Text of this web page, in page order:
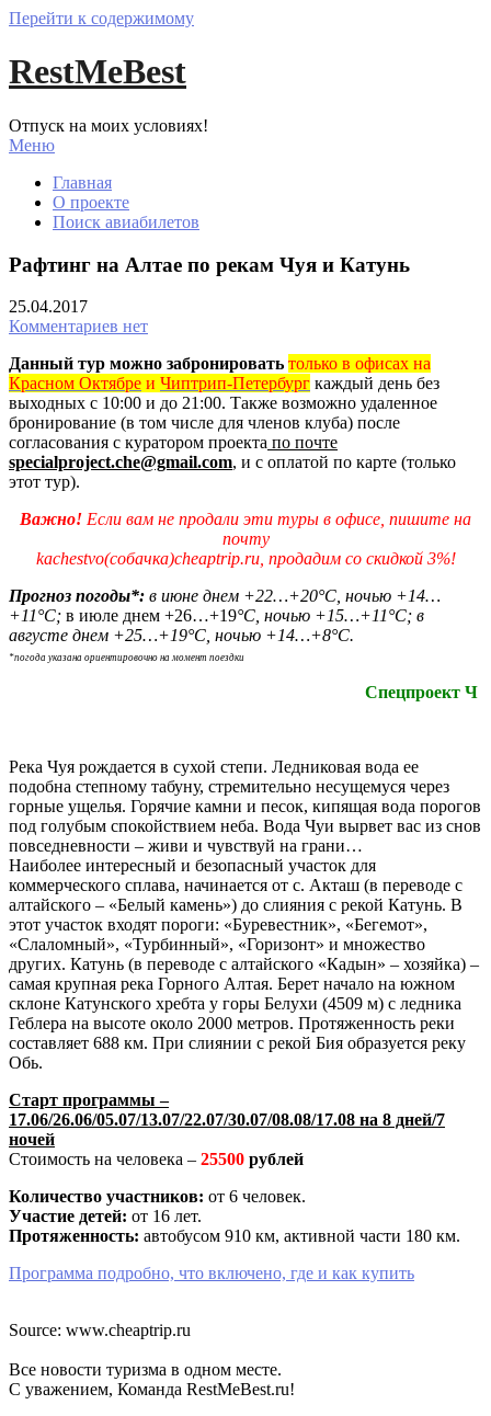
Перейти к содержимому
RestMeBest
Отпуск на моих условиях!
Меню
Главная
О проекте
Поиск авиабилетов
Рафтинг на Алтае по рекам Чуя и Катунь
25.04.2017
Комментариев нет
Данный тур можно забронировать только в офисах на
Красном Октябре и Чиптрип-Петербург каждый день без
выходных с 10:00 и до 21:00. Также возможно удаленное
бронирование (в том числе для членов клуба) после
согласования с куратором проекта по почте
specialproject.che@gmail.com, и с оплатой по карте (только
этот тур).
Важно! Если вам не продали эти туры в офисе, пишите на
почту
kachestvo(собачка)cheaptrip.ru, продадим со скидкой 3%!
Прогноз погоды*: в июне днем +22…+20°С, ночью +14…
+11°С; в июле днем +26…+19°С, ночью +15…+11°С; в
августе днем +25…+19°С, ночью +14…+8°С.
*погода указана ориентировочно на момент поездки
Спецпроект Ч
Река Чуя рождается в сухой степи. Ледниковая вода ее
подобна степному табуну, стремительно несущемуся через
горные ущелья. Горячие камни и песок, кипящая вода порогов
под голубым спокойствием неба. Вода Чуи вырвет вас из снов
повседневности – живи и чувствуй на грани…
Наиболее интересный и безопасный участок для
коммерческого сплава, начинается от с. Акташ (в переводе с
алтайского – «Белый камень») до слияния с рекой Катунь. В
этот участок входят пороги: «Буревестник», «Бегемот»,
«Слаломный», «Турбинный», «Горизонт» и множество
других. Катунь (в переводе с алтайского «Кадын» – хозяйка) –
самая крупная река Горного Алтая. Берет начало на южном
склоне Катунского хребта у горы Белухи (4509 м) с ледника
Геблера на высоте около 2000 метров. Протяженность реки
составляет 688 км. При слиянии с рекой Бия образуется реку
Обь.
Старт программы –
17.06/26.06/05.07/13.07/22.07/30.07/08.08/17.08 на 8 дней/7
ночей
Стоимость на человека – 25500 рублей
Количество участников: от 6 человек.
Участие детей: от 16 лет.
Протяженность: автобусом 910 км, активной части 180 км.
Программа подробно, что включено, где и как купить
Source: www.cheaptrip.ru
Все новости туризма в одном месте.
С уважением, Команда RestMeBest.ru!